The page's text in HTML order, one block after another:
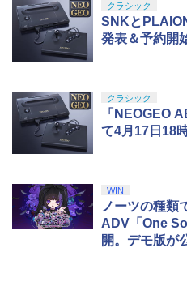
クラシック
SNKと
発表＆予約開
クラシック
「NEOGEO
て4月17日18
WIN
ノーツの種類
ADV「One
開。デモ版が